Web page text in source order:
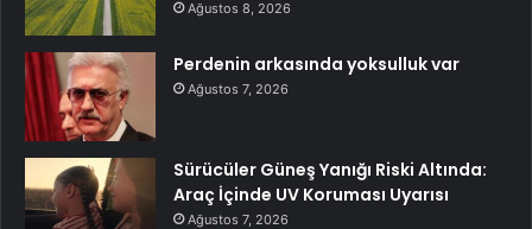
Ağustos 8, 2026
Perdenin arkasında yoksulluk var
Ağustos 7, 2026
Sürücüler Güneş Yanığı Riski Altında:
Araç İçinde UV Koruması Uyarısı
Ağustos 7, 2026